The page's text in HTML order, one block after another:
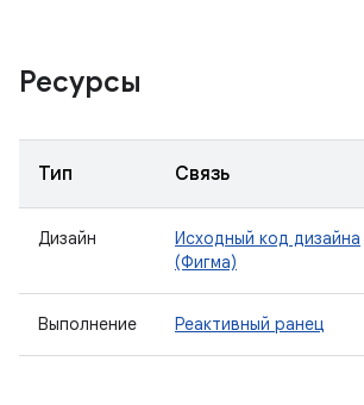
Ресурсы
Тип Связь
Дизайн
Исходный код дизайна
(Фигма)
Выполнение Реактивный ранец